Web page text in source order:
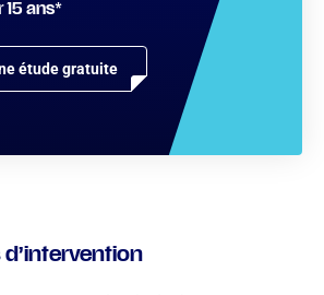
étude gratuite
15 ans*